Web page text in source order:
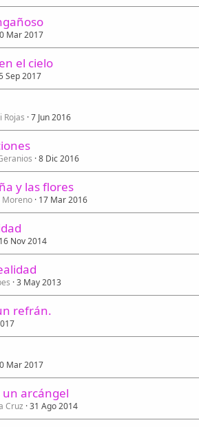
Mar 2017
el cielo
Sep 2017
Rojas 7 Jun 2016
8 Dic 2016
y las flores
Moreno 17 Mar 2016
16 Nov 2014
3 May 2013
refrán.
Mar 2017
un arcángel
Cruz 31 Ago 2014